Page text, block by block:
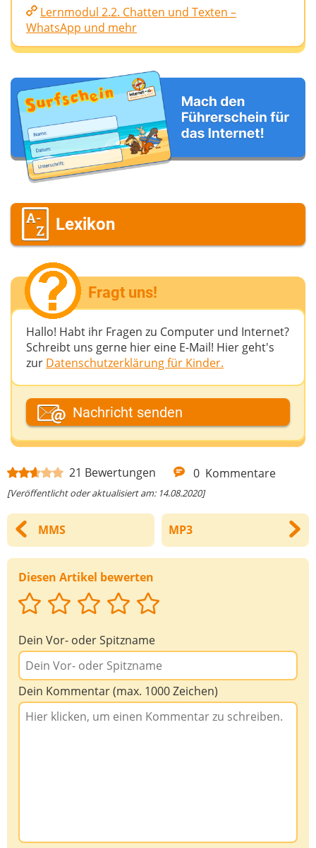
21 Bewertungen 0 Kommentare
[Veröffentlicht oder aktualisiert am: 14.08.2020]
MMS MP3
Diesen Artikel bewerten
Dein Vor- oder Spitzname
Dein Kommentar (max. 1000 Zeichen)
Lernmodul 2.2. Chatten und Texten –
WhatsApp und mehr
Lexikon
Fragt uns!
Hallo! Habt ihr Fragen zu Computer und Internet?
Schreibt uns gerne hier eine E-Mail! Hier geht's
zur Datenschutzerklärung für Kinder.
Dein Fantasiename
Deine E-Mail-Adresse (wenn du eine Antwort
möchtest)
Deine Nachricht
Nachricht senden